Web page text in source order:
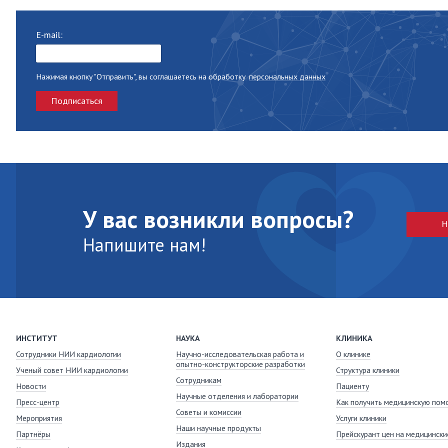
E-mail:
Нажимая кнопку "Отправить", вы соглашаетесь на обработкуперсональных данных
Подписаться
У вас возникли вопросы?
Напишите нам!
ИНСТИТУТ
Сотрудники НИИ кардиологии
Ученый совет НИИ кардиологии
Новости
Пресс-центр
Мероприятия
Партнёры
НАУКА
Научно-исследовательская работа и
опытно-конструкторские разработки
Сотрудникам
Научные отделения и лаборатории
Советы и комиссии
Наши научные продукты
Издания
КЛИНИКА
О клинике
Структура клиники
Пациенту
Как получить медицинскую
Услуги клиники
Прейскурант цен на